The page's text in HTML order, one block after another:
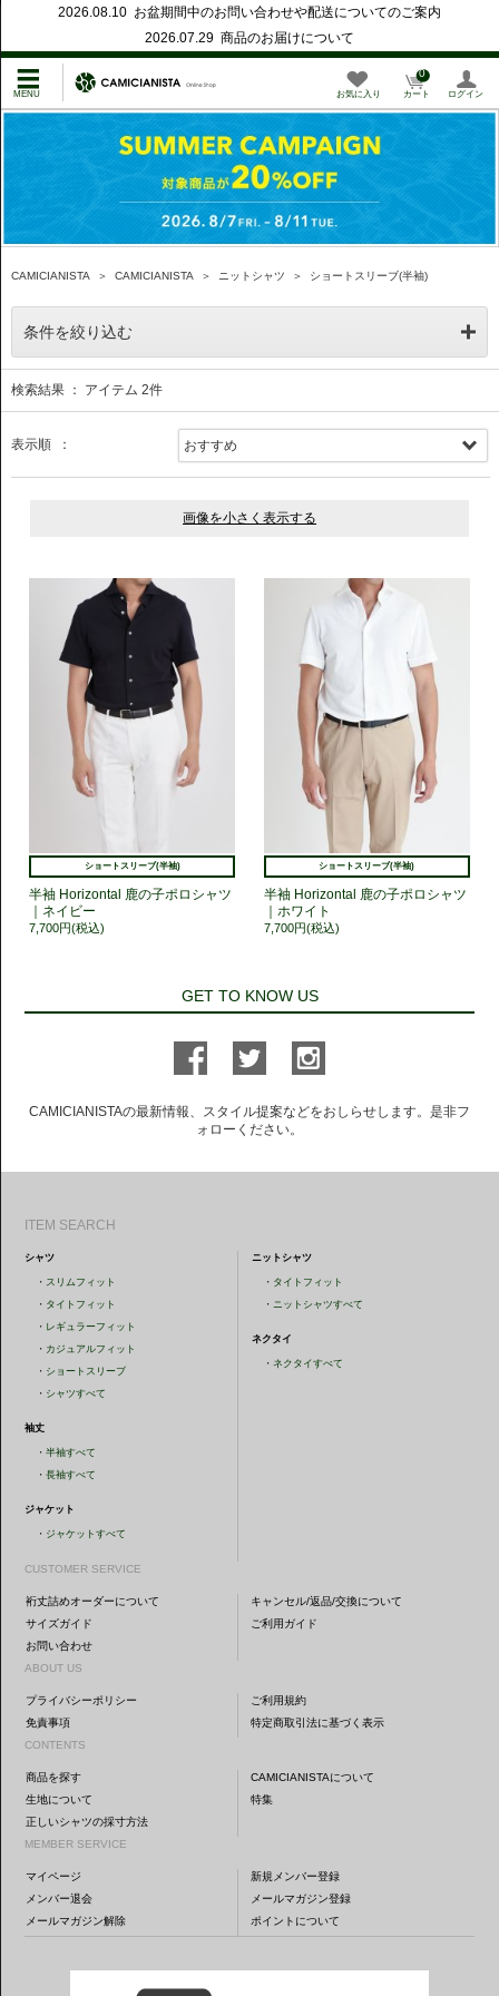
2026.08.10 お盆期間中のお問い合わせや配送についてのご案内
2026.07.29 商品のお届けについて
お気に入り カート
0
ログイン
CAMICIANISTA ＞ CAMICIANISTA ＞ ニットシャツ ＞ ショートスリーブ(半袖)
条件を絞り込む
検索結果 ： アイテム 2件
表示順 ：
ショートスリーブ(半袖)
半袖 Horizontal 鹿の子ポロシャツ
｜ネイビー
7,700円(税込)
ショートスリーブ(半袖)
半袖 Horizontal 鹿の子ポロシャツ
｜ホワイト
7,700円(税込)
GET TO KNOW US
CAMICIANISTAの最新情報、スタイル提案などをおしらせします。是非フ
ォローください。
ITEM SEARCH
シャツ
・ スリムフィット
・ タイトフィット
・ レギュラーフィット
・ カジュアルフィット
・ ショートスリーブ
・ シャツすべて
袖丈
・半袖すべて
・長袖すべて
ジャケット
・ ジャケットすべて
ニットシャツ
・ タイトフィット
・ ニットシャツすべて
ネクタイ
・ネクタイすべて
CUSTOMER SERVICE
裄丈詰めオーダーについて
キャンセル/返品/交換について
サイズガイド
ご利用ガイド
お問い合わせ
ABOUT US
プライバシーポリシー
ご利用規約
免責事項
特定商取引法に基づく表示
CONTENTS
商品を探す
CAMICIANISTAについて
生地について
特集
正しいシャツの採寸方法
MEMBER SERVICE
マイページ
新規メンバー登録
メンバー退会
メールマガジン登録
メールマガジン解除
ポイントについて